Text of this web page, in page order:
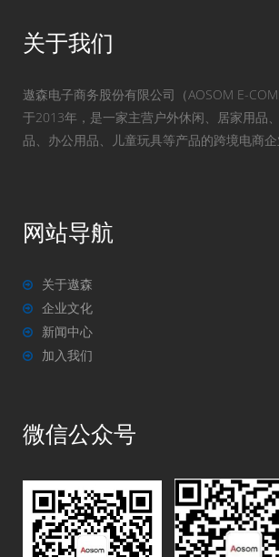
关于我们
遨森电子商务股份有限公司（AOSOM E-
于2013年，是一家主营户外休闲、居家用品
品、办公用品、儿童玩具等产品的跨境电商企
网站导航
关于遨森
企业文化
新闻中心
加入我们
微信公众号